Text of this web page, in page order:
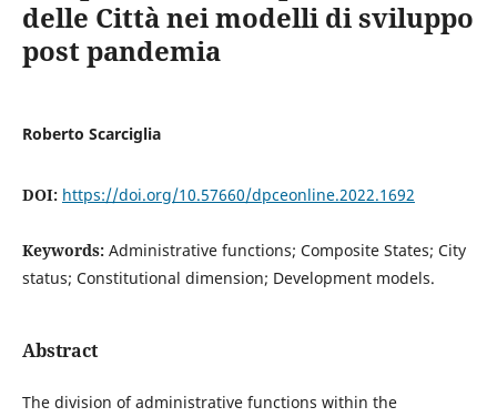
delle Città nei modelli di sviluppo
post pandemia
Roberto Scarciglia
DOI: https://doi.org/10.57660/dpceonline.2022.1692
Keywords: Administrative functions; Composite States; City
status; Constitutional dimension; Development models.
Abstract
The division of administrative functions within the